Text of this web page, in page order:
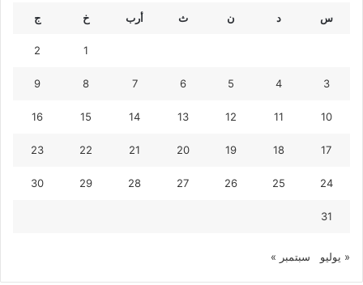
س د ن ث أرب خ ج
1
2
3
4
5
6
7
8
9
10
11
12
13
14
15
16
17
18
19
20
21
22
23
24
25
26
27
28
29
30
31
« يوليو سبتمبر »